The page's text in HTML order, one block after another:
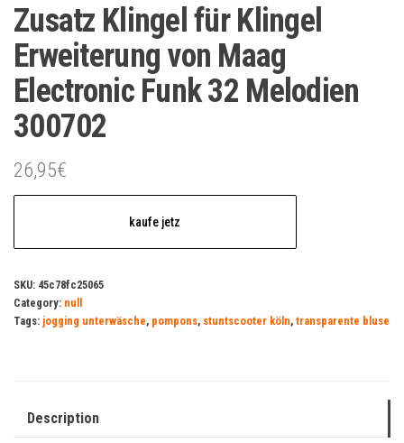
Zusatz Klingel für Klingel
Erweiterung von Maag
Electronic Funk 32 Melodien
300702
26,95€
kaufe jetz
SKU: 45c78fc25065
Category: null
Tags: jogging unterwäsche, pompons, stuntscooter köln, transparente bluse
Description